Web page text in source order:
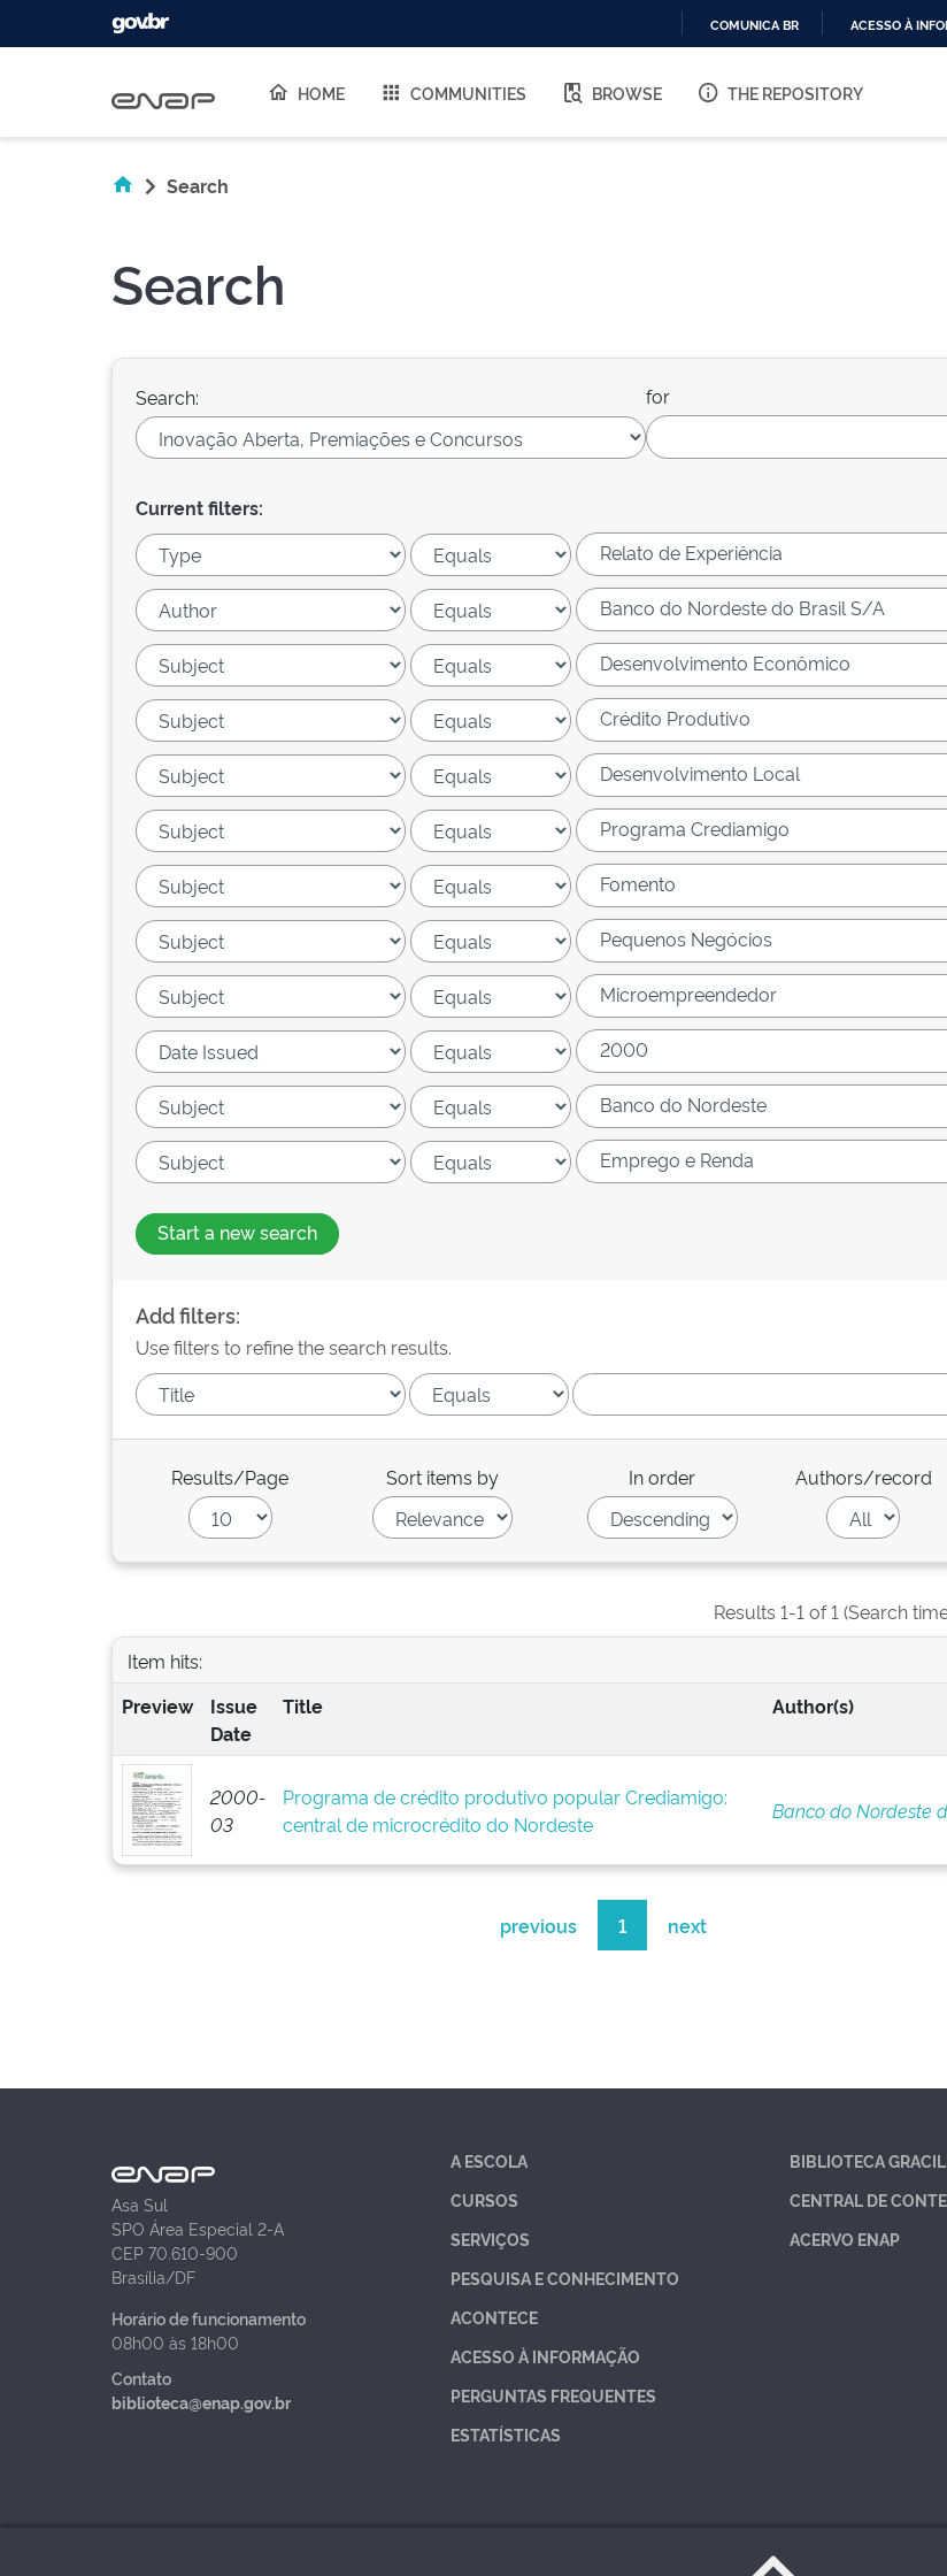
O
COMUNICA BR ACESSO À
HOME COMMUNITIES BROWSE THE REPOSITORY
Search
Search
Search: for
Current filters:
Start a new search
Add filters:
Use filters to refine the search results.
Results/Page Sort items by In order Authors/record
Results 1-1 of 1 (Search
Item hits:
Preview
Issue
Date
Title Author(s)
2000-
03
Programa de crédito produtivo popular Crediamigo:
central de microcrédito do Nordeste
Banco do Nordeste
previous 1 next
Asa Sul
SPO Área Especial 2-A
CEP 70.610-900
Brasília/DF
Horário de funcionamento
08h00 às 18h00
Contato
biblioteca@enap.gov.br
A ESCOLA
CURSOS
SERVIÇOS
PESQUISA E CONHECIMENTO
ACONTECE
ACESSO À INFORMAÇÃO
PERGUNTAS FREQUENTES
ESTATÍSTICAS
BIBLIOTECA
CENTRAL DE
ACERVO ENAP